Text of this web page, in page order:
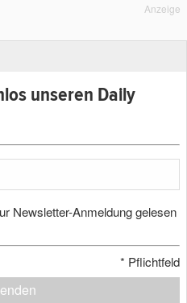
Anzeige
unseren Daily
Newsletter-Anmeldung gelesen
* Pflichtfeld